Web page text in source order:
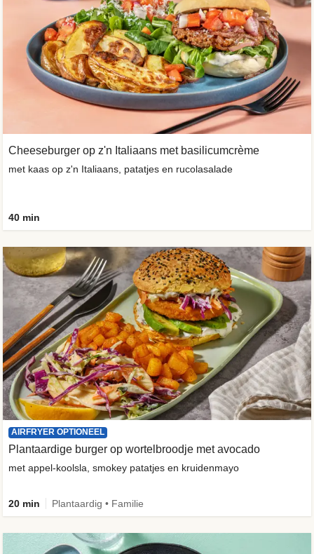
Cheeseburger op z'n Italiaans met basilicumcrème
met kaas op z'n Italiaans, patatjes en rucolasalade
40 min
AIRFRYER OPTIONEEL
Plantaardige burger op wortelbroodje met avocado
met appel-koolsla, smokey patatjes en kruidenmayo
20 min Plantaardig • Familie